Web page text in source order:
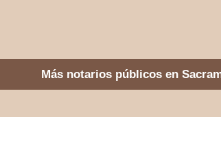
Más notarios públicos en